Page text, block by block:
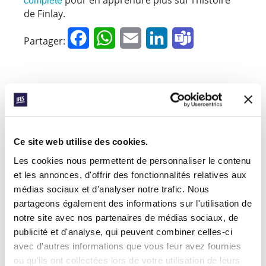
Ce site web utilise des cookies.
Les cookies nous permettent de personnaliser le contenu
et les annonces, d'offrir des fonctionnalités relatives aux
médias sociaux et d'analyser notre trafic. Nous
partageons également des informations sur l'utilisation de
notre site avec nos partenaires de médias sociaux, de
publicité et d'analyse, qui peuvent combiner celles-ci
avec d'autres informations que vous leur avez fournies
ou qu'ils ont collectées lors de votre utilisation de leurs
de Finlay.
Partager: FacebookWhatsApp
Email LinkedIn
« Histoire précédente
Histoire suivante »
INSCRIVEZ-VOUS À PRAYERLINE
Prénom: